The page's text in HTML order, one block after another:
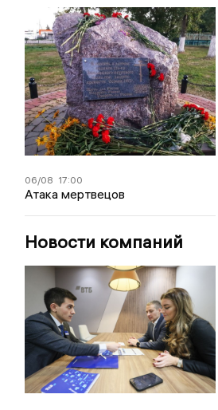
06/08 17:00
Атака мертвецов
Новости компаний